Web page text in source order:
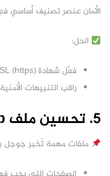
الأمان عنصر تصنيف أساسي
الحل:
فعّل شهادة SSL (https) على نطاق موقعك
راقب التنبيهات
5. تحسين ملف sitemap وrobots.txt
ملفات مهمة تُخبر جوجل